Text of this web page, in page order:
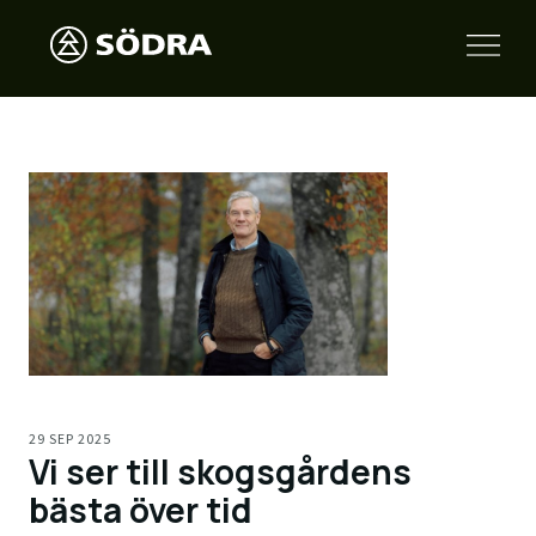
29 SEP 2025
Vi ser till skogsgårdens
bästa över tid